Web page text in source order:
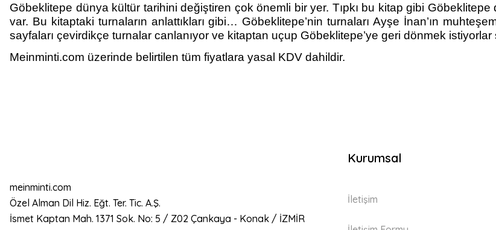
Göbeklitepe dünya kültür tarihini değiştiren çok önemli bir yer. Tıpkı bu kitap gibi
var. Bu kitaptaki turnaların anlattıkları gibi… Göbeklitepe’nin turnaları Ayşe İnan’ın
sayfaları çevirdikçe turnalar canlanıyor ve kitaptan uçup Göbeklitepe’ye geri dönmek
Meinminti.com üzerinde belirtilen tüm fiyatlara yasal KDV dahildir.
meinminti.com
Özel Alman Dil Hiz. Eğt. Ter. Tic. A.Ş.
İsmet Kaptan Mah. 1371 Sok. No: 5 / Z02 Çankaya - Konak / İZMİR
Kurumsal
İletişim